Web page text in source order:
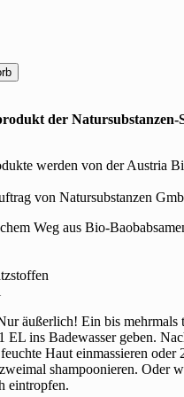
der Natursubstanzen-
werden von der Austria
von Natursubstanzen
Weg aus Bio-
äußerlich! Ein bis mehrmals
EL ins Badewasser geben.
Haut einmassieren oder
shampoonieren. Oder
eintropfen.